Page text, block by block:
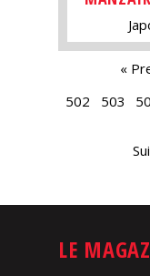
«
502
503
LE